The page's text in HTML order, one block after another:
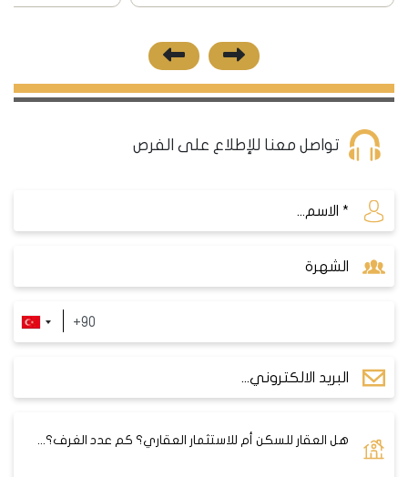
تواصل معنا للإطلاع على الفرص